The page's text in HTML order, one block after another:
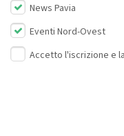
News Pavia
Eventi Nord-Ovest
Accetto l'iscrizione e la